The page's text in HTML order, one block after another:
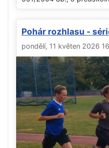
Pohár rozhlasu -
pondělí, 11 květen 2026